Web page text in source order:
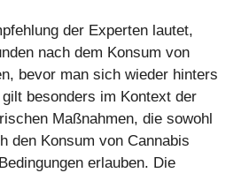
der Experten lautet,
nach dem Konsum von
bevor man sich wieder hinters
besonders im Kontext der
Maßnahmen, die sowohl
den Konsum von Cannabis
erlauben. Die